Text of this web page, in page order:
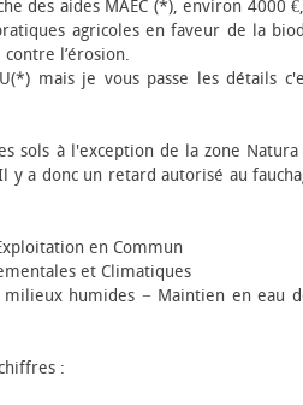
des aides MAEC (*), environ 4000
agricoles en faveur de la
l’érosion.
mais je vous passe les détails
sols à l'exception de la zone Natura
a donc un retard autorisé au
en Commun
et Climatiques
humides − Maintien en eau
: